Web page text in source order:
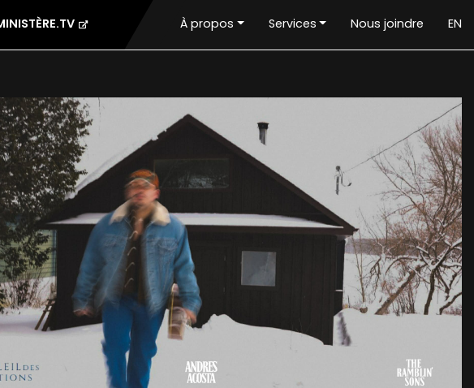
À propos Services Nous joindre EN